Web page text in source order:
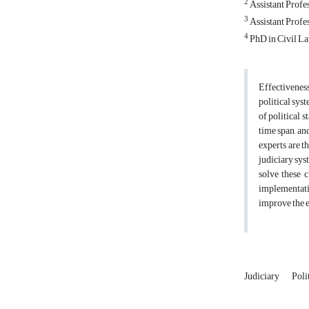
Assistant
3Assistant
4PhD in Civil
political
of political
time span,
experts are
judiciary
solve these
improve the
Judiciary